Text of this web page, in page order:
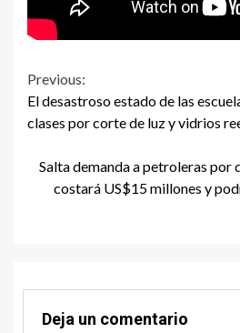
Continue
Reading
Previous:
El desastroso estado de las
clases por corte de luz y vidrios
Salta demanda a petroleras por
costará US$15 millones y
Deja un comentario